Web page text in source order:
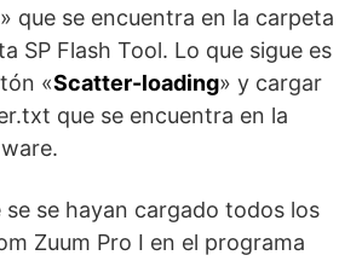
» que se encuentra en la carpeta
SP Flash Tool. Lo que sigue es
«Scatter-loading» y cargar
que se encuentra en la
se se hayan cargado todos los
Zuum Pro I en el programa